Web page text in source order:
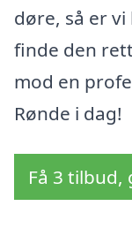
døre, så er
finde den
mod en
Rønde i dag!
Få 3